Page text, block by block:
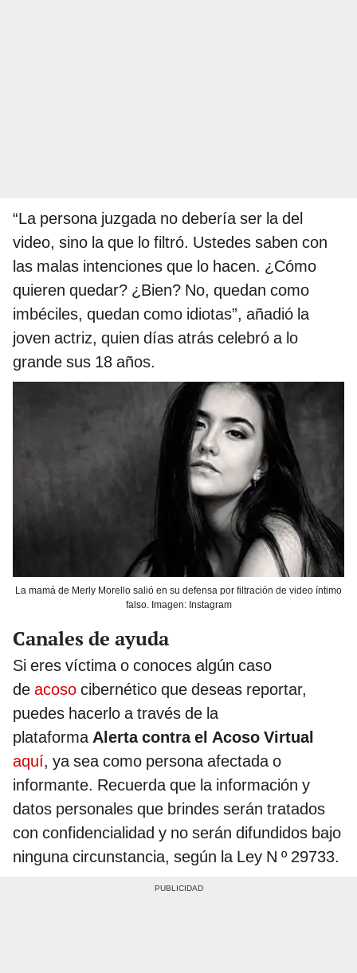
“La persona juzgada no debería ser la del
video, sino la que lo filtró. Ustedes saben con
las malas intenciones que lo hacen. ¿Cómo
quieren quedar? ¿Bien? No, quedan como
imbéciles, quedan como idiotas”, añadió la
joven actriz, quien días atrás celebró a lo
grande sus 18 años.
La mamá de Merly Morello salió en su defensa por filtración de video íntimo
falso. Imagen: Instagram
Canales de ayuda
Si eres víctima o conoces algún caso
de acoso cibernético que deseas reportar,
puedes hacerlo a través de la
plataformaAlerta contra el Acoso Virtual
aquí, ya sea como persona afectada o
informante. Recuerda que la información y
datos personales que brindes serán tratados
con confidencialidad y no serán difundidos bajo
ninguna circunstancia, según la Ley N º 29733.